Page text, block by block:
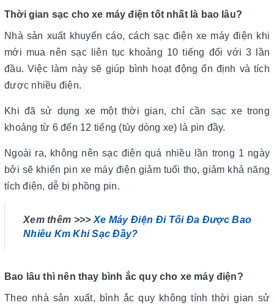
Thời gian sạc cho xe máy điện tốt nhất là bao lâu?
Nhà sản xuất khuyến cáo, cách sạc điện xe máy điện khi
mới mua nên sạc liên tục khoảng 10 tiếng đối với 3 lần
đầu. Việc làm này sẽ giúp bình hoạt động ổn định và tích
được nhiều điện.
Khi đã sử dụng xe một thời gian, chỉ cần sạc xe trong
khoảng từ 6 đến 12 tiếng (tùy dòng xe) là pin đầy.
Ngoài ra, không nên sạc điện quá nhiều lần trong 1 ngày
bởi sẽ khiến pin xe máy điện giảm tuổi thọ, giảm khả năng
tích điện, dễ bị phồng pin.
Xem thêm >>> Xe Máy Điện Đi Tối Đa Được Bao
Nhiêu Km Khi Sạc Đầy?
Bao lâu thì nên thay bình ắc quy cho xe máy điện?
Theo nhà sản xuất, bình ắc quy không tính thời gian sử